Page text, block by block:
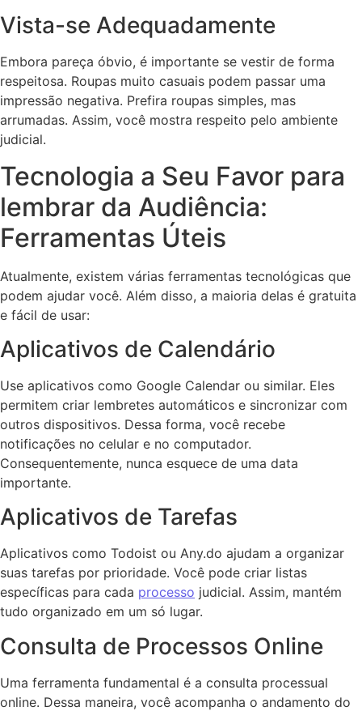
Vista-se Adequadamente
Embora pareça óbvio, é importante se vestir de forma
respeitosa. Roupas muito casuais podem passar uma
impressão negativa. Prefira roupas simples, mas
arrumadas. Assim, você mostra respeito pelo ambiente
judicial.
Tecnologia a Seu Favor para
lembrar da Audiência:
Ferramentas Úteis
Atualmente, existem várias ferramentas tecnológicas que
podem ajudar você. Além disso, a maioria delas é gratuita
e fácil de usar:
Aplicativos de Calendário
Use aplicativos como Google Calendar ou similar. Eles
permitem criar lembretes automáticos e sincronizar com
outros dispositivos. Dessa forma, você recebe
notificações no celular e no computador.
Consequentemente, nunca esquece de uma data
importante.
Aplicativos de Tarefas
Aplicativos como Todoist ou Any.do ajudam a organizar
suas tarefas por prioridade. Você pode criar listas
específicas para cada processo judicial. Assim, mantém
tudo organizado em um só lugar.
Consulta de Processos Online
Uma ferramenta fundamental é a consulta processual
online. Dessa maneira, você acompanha o andamento do